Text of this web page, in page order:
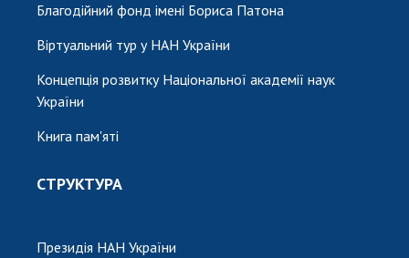
Благодійний фонд імені Бориса Патона
Віртуальний тур у НАН України
Концепція розвитку Національної академії наук
України
Книга пам'яті
СТРУКТУРА
Президія НАН України